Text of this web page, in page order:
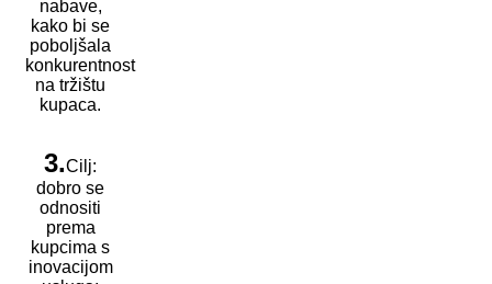
nabave,
kako bi se
poboljšala
konkurentnost
na tržištu
kupaca.
3.Cilj:
dobro se
odnositi
prema
kupcima s
inovacijom